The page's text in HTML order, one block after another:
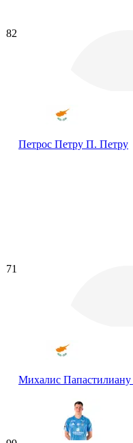
82
Петрос Петру П. Петру
71
Михалис Папастилиану